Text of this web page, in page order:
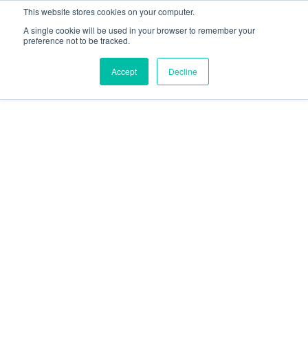
This website stores cookies on your computer.
A single cookie will be used in your browser to remember your
preference not to be tracked.
Accept Decline